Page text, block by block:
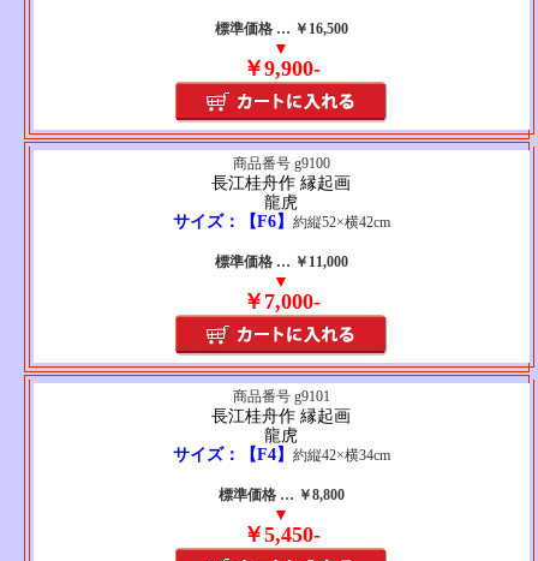
標準価格 … ￥16,500
▼
￥9,900-
商品番号 g9100
長江桂舟作 縁起画
龍虎
サイズ：【F6】 約縦52×横42cm
標準価格 … ￥11,000
▼
￥7,000-
商品番号 g9101
長江桂舟作 縁起画
龍虎
サイズ：【F4】 約縦42×横34cm
標準価格 … ￥8,800
▼
￥5,450-